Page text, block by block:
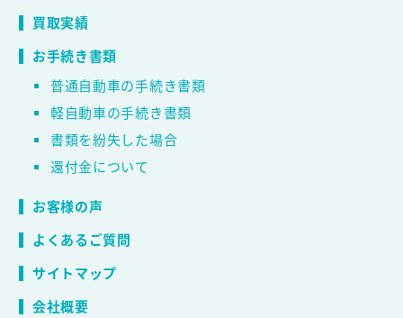
買取実績
お手続き書類
普通自動車の手続き書類
軽自動車の手続き書類
書類を紛失した場合
還付金について
お客様の声
よくあるご質問
サイトマップ
会社概要